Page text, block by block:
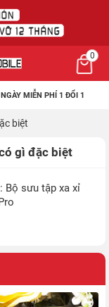
0
MIỄN PHÍ 1 ĐỔI 1
biệt
gì đặc biệt
Bộ sưu tập xa xỉ